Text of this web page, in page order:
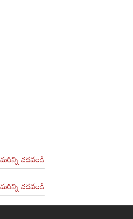
మరిన్ని చదవండి
మరిన్ని చదవండి